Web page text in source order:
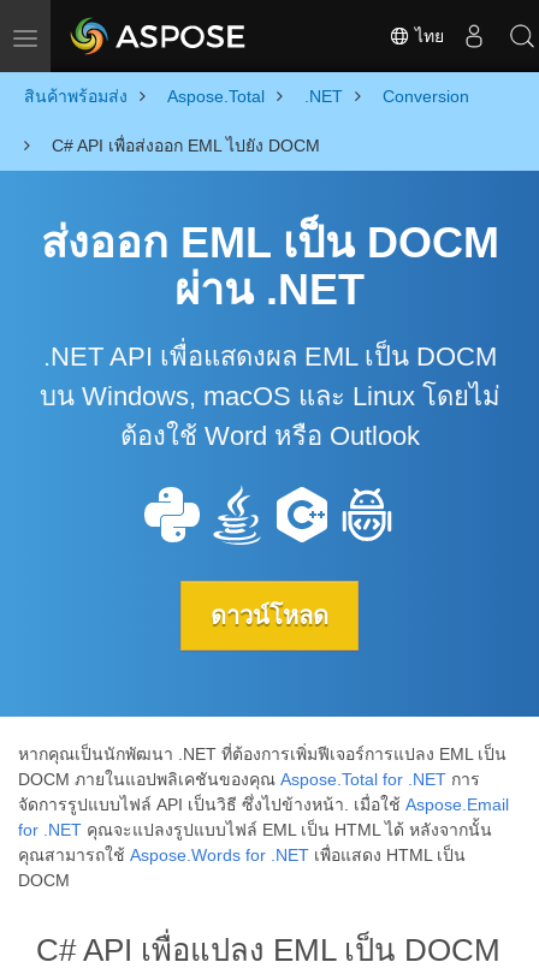
Toggle navigation ไทย
สินค้าพร้อมส่ง Aspose.Total .NET Conversion
C# API เพื่อส่งออก EML ไปยัง DOCM
ส่งออก EML เป็น DOCM
ผ่าน .NET
.NET API เพื่อแสดงผล EML เป็น DOCM
บน Windows, macOS และ Linux โดยไม่
ต้องใช้ Word หรือ Outlook
ดาวน์โหลด
หากคุณเป็นนักพัฒนา .NET ที่ต้องการเพิ่มฟีเจอร์การแปลง EML เป็น
DOCM ภายในแอปพลิเคชันของคุณ Aspose.Total for .NET การ
จัดการรูปแบบไฟล์ API เป็นวิธี ซึ่งไปข้างหน้า. เมื่อใช้ Aspose.Email
for .NET คุณจะแปลงรูปแบบไฟล์ EML เป็น HTML ได้ หลังจากนั้น
คุณสามารถใช้ Aspose.Words for .NET เพื่อแสดง HTML เป็น
DOCM
C# API เพื่อแปลง EML เป็น DOCM